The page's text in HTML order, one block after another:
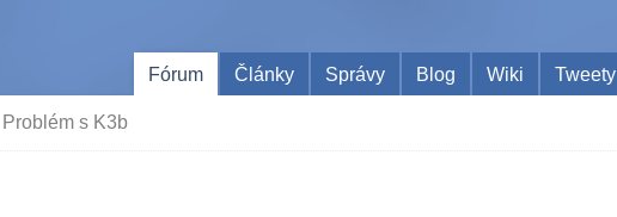
Fórum
Články Správy Blog Wiki Tweety
Problém s K3b